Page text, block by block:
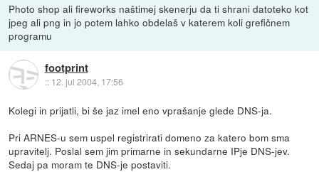
Photo shop ali fireworks naštimej skenerju da ti shrani datoteko kot
jpeg ali png in jo potem lahko obdelaš v katerem koli grefičnem
programu
footprint
:: 12. jul 2004, 17:56
Kolegi in prijatli, bi še jaz imel eno vprašanje glede DNS-ja.
Pri ARNES-u sem uspel registrirati domeno za katero bom sma
upravitelj. Poslal sem jim primarne in sekundarne IPje DNS-jev.
Sedaj pa moram te DNS-je postaviti.